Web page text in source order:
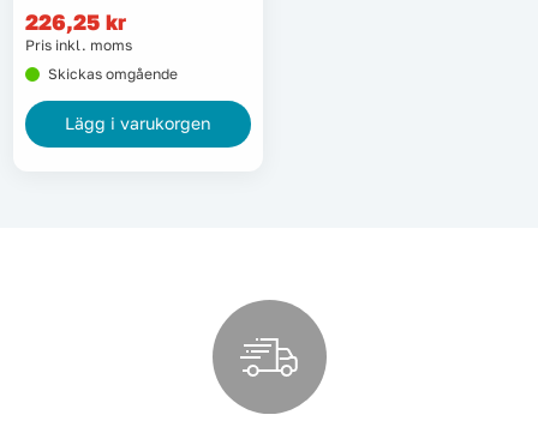
Svets
Tryckluft
Trädgård & utemiljö
Värme, VVS & inomhusklimat
226,25 kr
Pris inkl. moms
Skickas omgående
Lägg i varukorgen